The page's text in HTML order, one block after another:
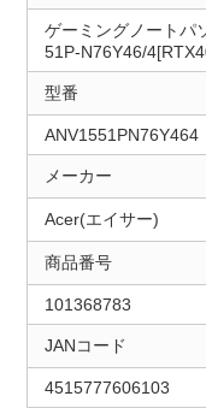
ゲーミングノートパ
51P-N76Y46/
型番
ANV1551PN76Y464
メーカー
Acer(エイサー)
商品番号
101368783
JANコード
4515777606103